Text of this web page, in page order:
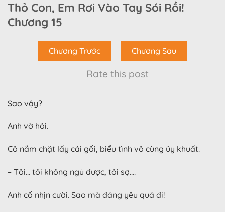
Thỏ Con, Em Rơi Vào Tay Sói Rồi!
Chương 15
Chương Trước Chương Sau
Rate this post
Sao vậy?
Anh vờ hỏi.
Cô nắm chặt lấy cái gối, biểu tình vô cùng ủy khuất.
– Tôi… tôi không ngủ được, tôi sợ….
Anh cố nhịn cười. Sao mà đáng yêu quá đi!